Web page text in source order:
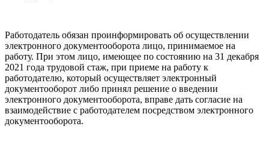
Работодатель обязан проинформировать об осуществлении
электронного документооборота лицо, принимаемое на
работу. При этом лицо, имеющее по состоянию на 31 декабря
2021 года трудовой стаж, при приеме на работу к
работодателю, который осуществляет электронный
документооборот либо принял решение о введении
электронного документооборота, вправе дать согласие на
взаимодействие с работодателем посредством электронного
документооборота.